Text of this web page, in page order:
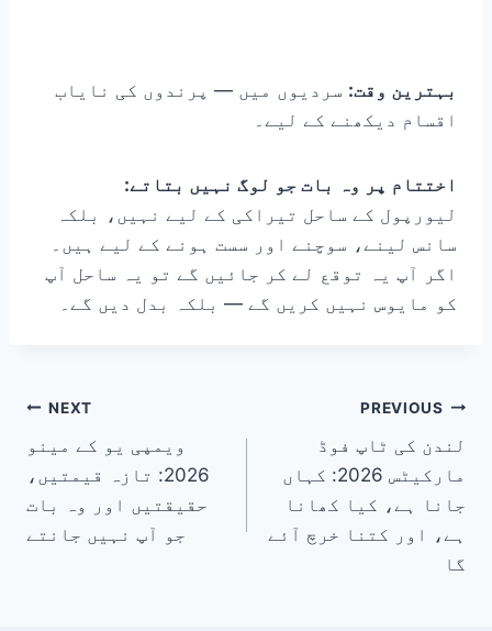
بہترین وقت: سردیوں میں — پرندوں کی نایاب
اقسام دیکھنے کے لیے۔
اختتام پر وہ بات جو لوگ نہیں بتاتے:
لیورپول کے ساحل تیراکی کے لیے نہیں، بلکہ
سانس لینے، سوچنے اور سست ہونے کے لیے ہیں۔
اگر آپ یہ توقع لے کر جائیں گے تو یہ ساحل آپ
کو مایوس نہیں کریں گے — بلکہ بدل دیں گے۔
پوسٹوں
کی
نیویگیشن
PREVIOUS
لندن کی ٹاپ فوڈ
مارکیٹس 2026: کہاں
جانا ہے، کیا کھانا
ہے، اور کتنا خرچ آئے
گا
NEXT
ویمپی یو کے مینو
2026: تازہ قیمتیں،
حقیقتیں اور وہ بات
جو آپ نہیں جانتے